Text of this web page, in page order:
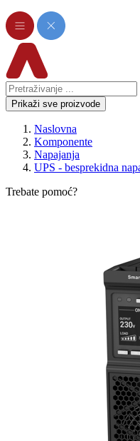
Prikaži sve proizvode
Naslovna
Komponente
Napajanja
UPS - besprekidna
Trebate pomoć?